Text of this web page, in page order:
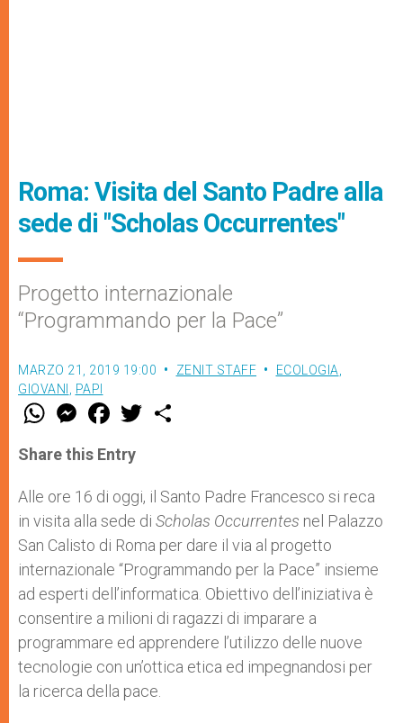
Roma: Visita del Santo Padre alla
sede di "Scholas Occurrentes"
Progetto internazionale
“Programmando per la Pace”
MARZO 21, 2019 19:00 ZENIT STAFF ECOLOGIA
GIOVANI
PAPI
W
t
s
p
p
M
e
s
e
g
e
F
a
e
b
o
k
w
Share this Entry
Alle ore 16 di oggi, il Santo Padre Francesco si reca
in visita alla sede di Scholas Occurrentes nel Palazzo
San Calisto di Roma per dare il via al progetto
internazionale “Programmando per la Pace” insieme
ad esperti dell’informatica. Obiettivo dell’iniziativa è
consentire a milioni di ragazzi di imparare a
programmare ed apprendere l’utilizzo delle nuove
tecnologie con un’ottica etica ed impegnandosi per
la ricerca della pace.